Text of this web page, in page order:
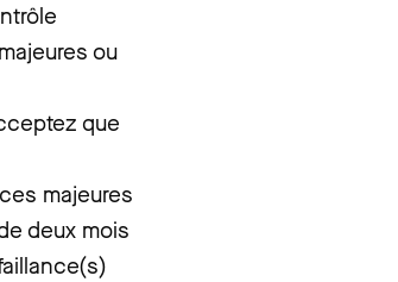
ou
que
majeures
deux mois